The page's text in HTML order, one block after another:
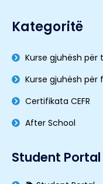
Kategoritë
Kurse gjuhësh për
Kurse gjuhësh për
Certifikata CEFR
After School
Student Portal